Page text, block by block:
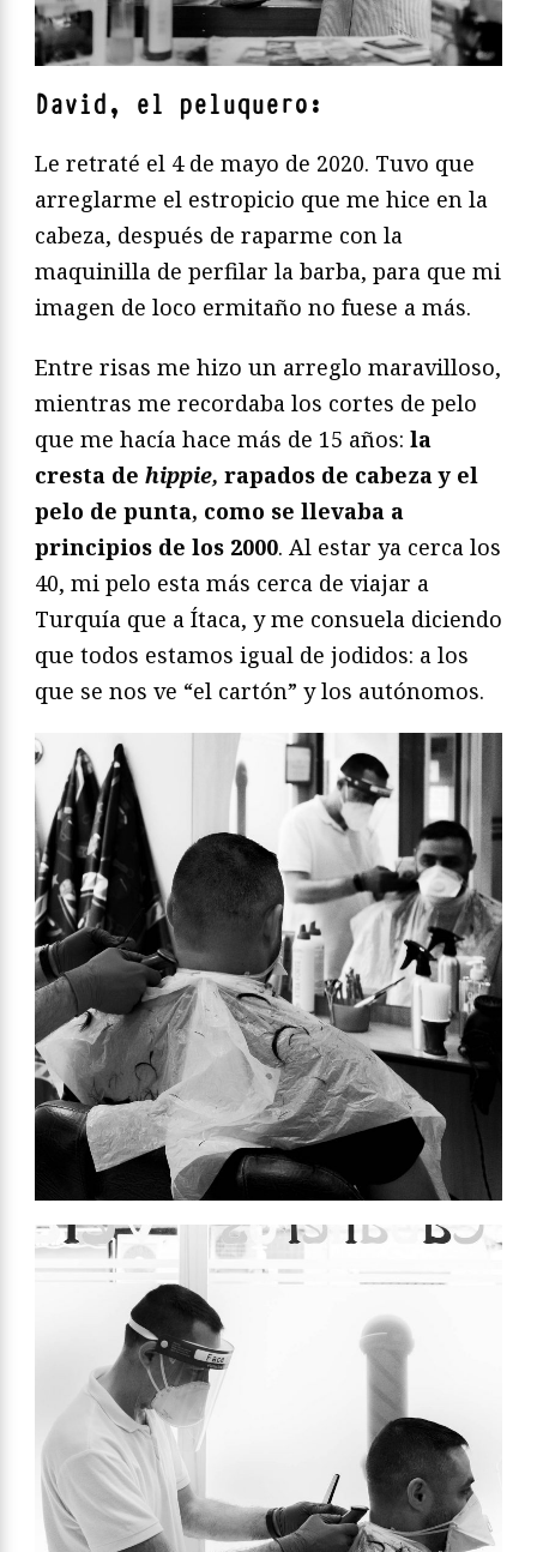
David, el peluquero:
Le retraté el 4 de mayo de 2020. Tuvo que
arreglarme el estropicio que me hice en la
cabeza, después de raparme con la
maquinilla de perfilar la barba, para que mi
imagen de loco ermitaño no fuese a más.
Entre risas me hizo un arreglo maravilloso,
mientras me recordaba los cortes de pelo
que me hacía hace más de 15 años: la
cresta de hippie, rapados de cabeza y el
pelo de punta, como se llevaba a
principios de los 2000. Al estar ya cerca los
40, mi pelo esta más cerca de viajar a
Turquía que a Ítaca, y me consuela diciendo
que todos estamos igual de jodidos: a los
que se nos ve “el cartón” y los autónomos.